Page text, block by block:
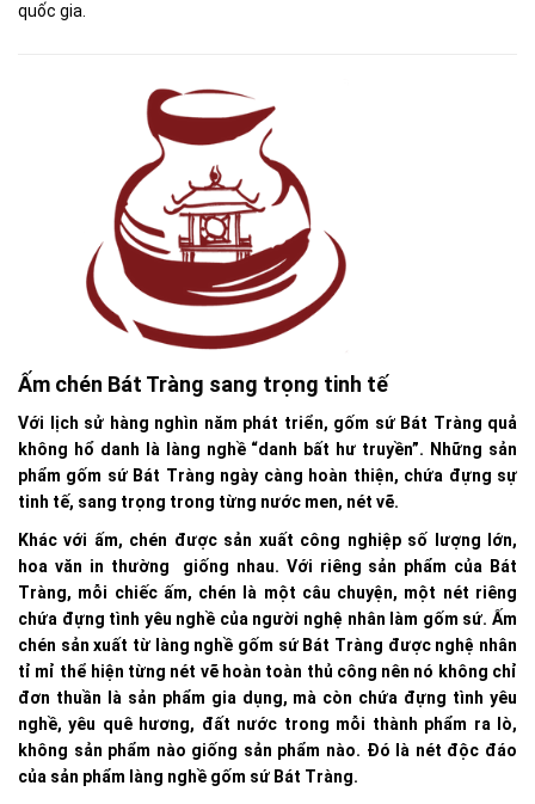
quốc gia.
Ấm chén Bát Tràng sang trọng tinh tế
Với lịch sử hàng nghìn năm phát triển, gốm sứ Bát Tràng quả
không hổ danh là làng nghề “danh bất hư truyền”. Những sản
phẩm gốm sứ Bát Tràng ngày càng hoàn thiện, chứa đựng sự
tinh tế, sang trọng trong từng nước men, nét vẽ.
Khác với ấm, chén được sản xuất công nghiệp số lượng lớn,
hoa văn in thường giống nhau. Với riêng sản phẩm của Bát
Tràng, mỗi chiếc ấm, chén là một câu chuyện, một nét riêng
chứa đựng tình yêu nghề của người nghệ nhân làm gốm sứ. Ấm
chén sản xuất từ làng nghề gốm sứ Bát Tràng được nghệ nhân
tỉ mỉ thể hiện từng nét vẽ hoàn toàn thủ công nên nó không chỉ
đơn thuần là sản phẩm gia dụng, mà còn chứa đựng tình yêu
nghề, yêu quê hương, đất nước trong mỗi thành phẩm ra lò,
không sản phẩm nào giống sản phẩm nào. Đó là nét độc đáo
của sản phẩm làng nghề gốm sứ Bát Tràng.